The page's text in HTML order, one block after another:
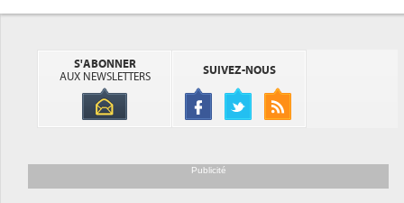
S'ABONNER
AUX NEWSLETTERS
SUIVEZ-NOUS
Publicité